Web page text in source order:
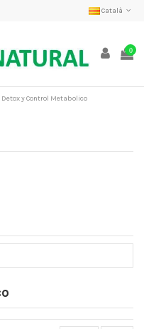
Català
0
Detox y Control Metabolico